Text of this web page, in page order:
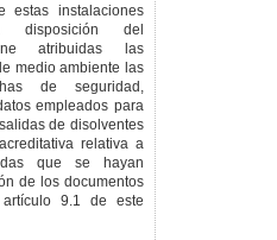
estas instalaciones
disposición del
atribuidas las
medio ambiente las
de seguridad,
empleados para
de disolventes
relativa a
que se hayan
de los documentos
9.1 de este